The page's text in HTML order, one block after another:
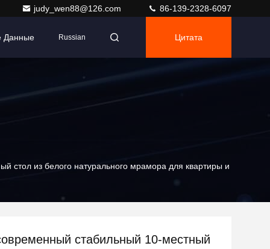
judy_wen88@126.com 86-139-2328-6097
Данные Russian Цитата
из белого натурального мрамора для квартиры и
стабильный 10-местный